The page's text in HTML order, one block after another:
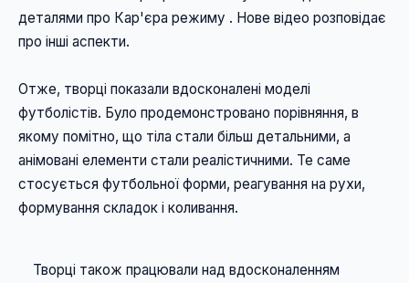
деталями про Кар'єра режиму . Нове відео розповідає
про інші аспекти.
Отже, творці показали вдосконалені моделі
футболістів. Було продемонстровано порівняння, в
якому помітно, що тіла стали більш детальними, а
анімовані елементи стали реалістичними. Те саме
стосується футбольної форми, реагування на рухи,
формування складок і коливання.